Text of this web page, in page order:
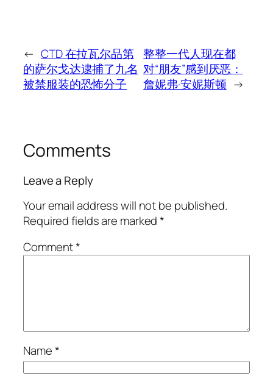
← CTD 在拉瓦尔品第
的萨尔戈达逮捕了九名
被禁服装的恐怖分子
整整一代人现在都
对“朋友”感到厌恶：
詹妮弗·安妮斯顿 →
Comments
Leave a Reply
Your email address will not be published.
Required fields are marked*
Comment*
Name*